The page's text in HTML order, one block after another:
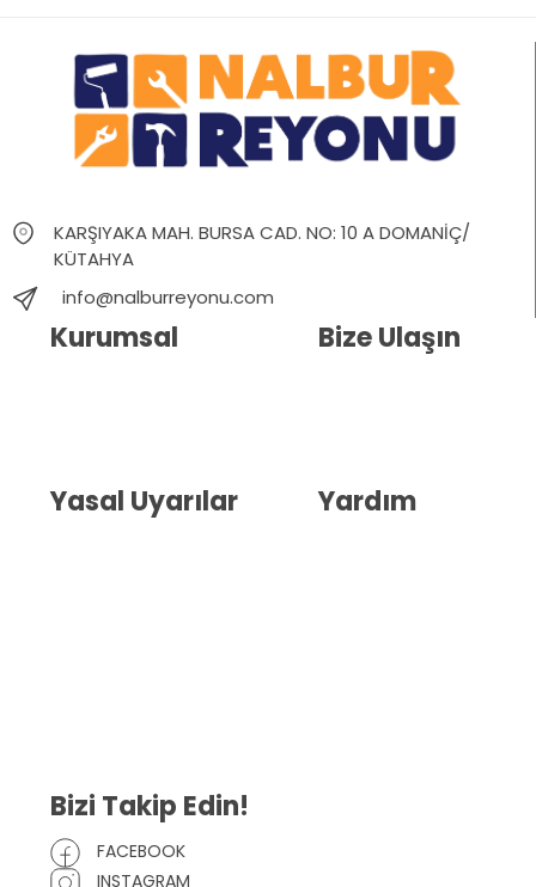
KARŞIYAKA MAH. BURSA CAD. NO: 10 A DOMANİÇ/
KÜTAHYA
info@nalburreyonu.com
Kurumsal
Yasal Uyarılar
Bize Ulaşın
Yardım
Bizi Takip Edin!
FACEBOOK
INSTAGRAM